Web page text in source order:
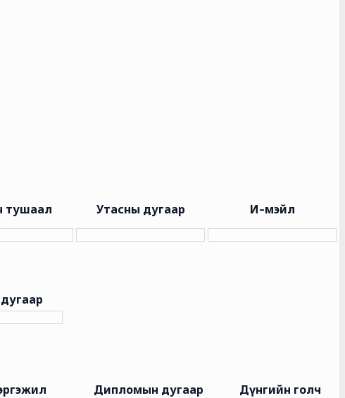
тушаал Утасны дугаар И-мэйл
Дипломын дугаар
Дүнгийн голч